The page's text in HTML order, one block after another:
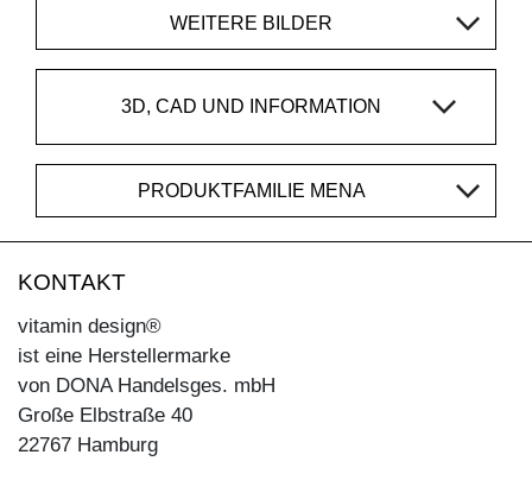
WEITERE BILDER
3D, CAD UND INFORMATION
PRODUKTFAMILIE MENA
KONTAKT
vitamin design®
ist eine Herstellermarke
von DONA Handelsges. mbH
Große Elbstraße 40
22767 Hamburg